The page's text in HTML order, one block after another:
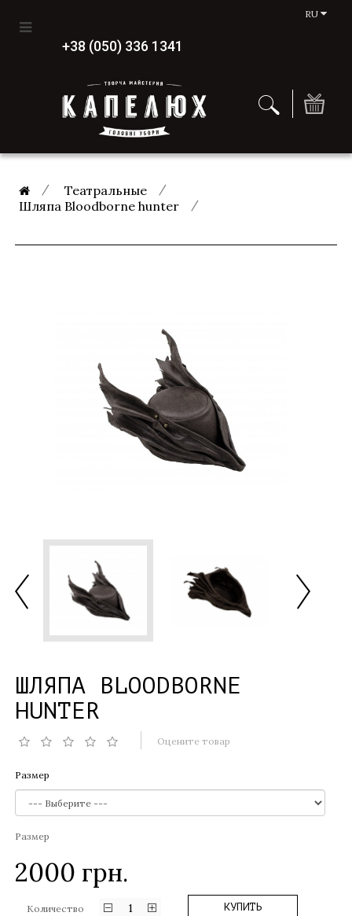
RU
+38 (050) 336 1341
Театральные
Шляпа Bloodborne hunter
ШЛЯПА BLOODBORNE
HUNTER
Оцените товар
Размер
Размер
2000 грн.
Количество 1 КУПИТЬ